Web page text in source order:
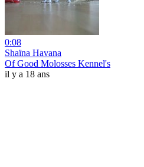
0:08
Shaïna Havana
Of Good Molosses Kennel's
il y a 18 ans